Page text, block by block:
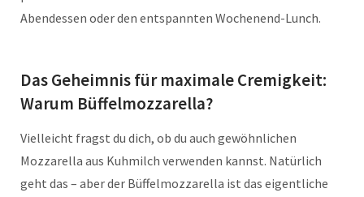
Abendessen oder den entspannten Wochenend-Lunch.
Das Geheimnis für maximale Cremigkeit:
Warum Büffelmozzarella?
Vielleicht fragst du dich, ob du auch gewöhnlichen
Mozzarella aus Kuhmilch verwenden kannst. Natürlich
geht das – aber der Büffelmozzarella ist das eigentliche